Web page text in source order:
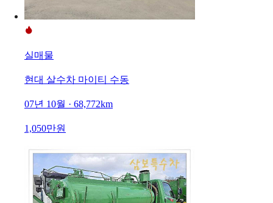
실매물
현대 살수차 마이티 수동
07년 10월 · 68,772km
1,050만원